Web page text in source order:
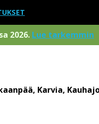
2026. Lue tarkemmin
Karvia,